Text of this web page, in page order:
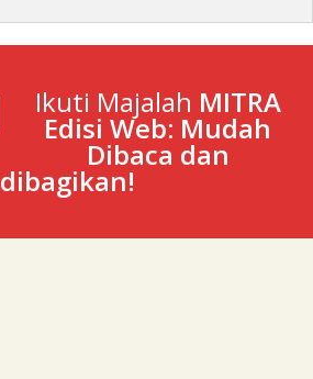
Ikuti Majalah MITRA
Edisi Web: Mudah
Dibaca dan
dibagikan!